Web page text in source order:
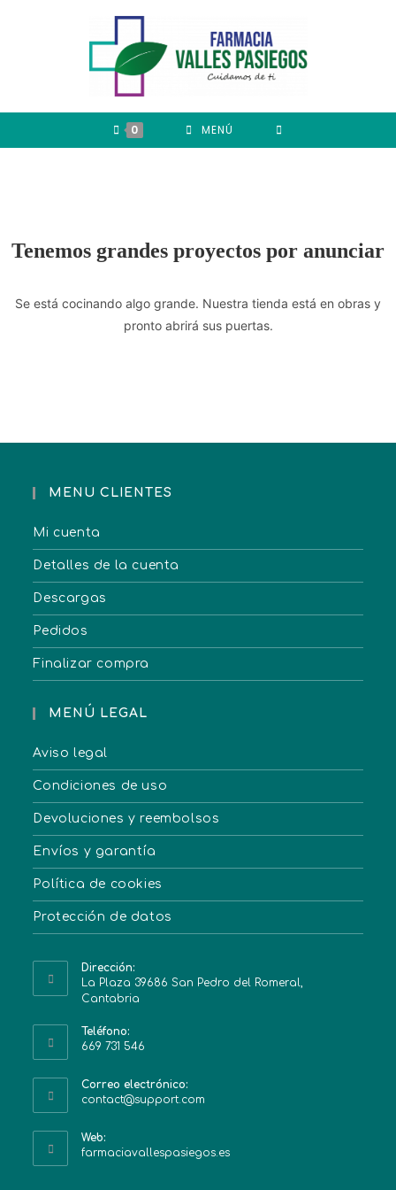
0 MENÚ
Tenemos grandes proyectos por anunciar
Se está cocinando algo grande. Nuestra tienda está en obras y
pronto abrirá sus puertas.
MENU CLIENTES
Mi cuenta
Detalles de la cuenta
Descargas
Pedidos
Finalizar compra
MENÚ LEGAL
Aviso legal
Condiciones de uso
Devoluciones y reembolsos
Envíos y garantía
Política de cookies
Protección de datos
Dirección:
La Plaza 39686 San Pedro del Romeral,
Cantabria
Teléfono:
669 731 546
Correo electrónico:
contact@support.com
Web:
farmaciavallespasiegos.es